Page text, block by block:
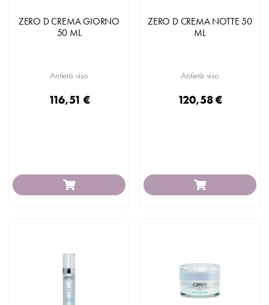
ZERO D CREMA GIORNO
50 ML
Antietà viso
116,51 €
ZERO D CREMA NOTTE 50
ML
Antietà viso
120,58 €